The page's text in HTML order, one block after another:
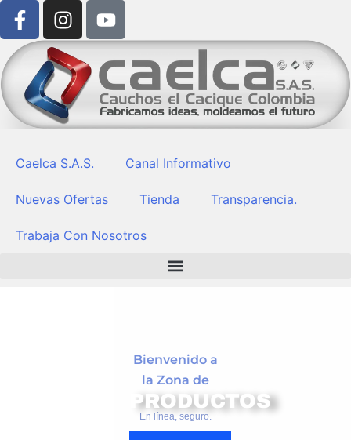
Saltar
al
contenido
F
a
c
b
o
o
-
I
n
s
t
a
g
r
m
Y
o
u
t
u
b
e
Caelca S.A.S. Canal Informativo
Nuevas Ofertas Tienda Transparencia.
Trabaja Con Nosotros
Bienvenido a
la Zona de
PRODUCTOS
En línea, seguro.